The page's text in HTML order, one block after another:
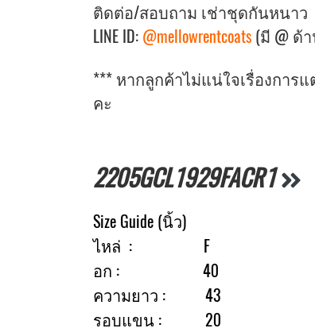
ติดต่อ/สอบถาม เช่าชุดกันหนาว
LINE ID: @mellowrentcoats (มี @ ด้
*** หากลูกค้าไม่แน่ใจเรื่องการ
คะ
2205GCL1929FACR1
Size Guide (นิ้ว)
ไหล่ : F
อก : 40
ความยาว : 43
รอบแขน : 20